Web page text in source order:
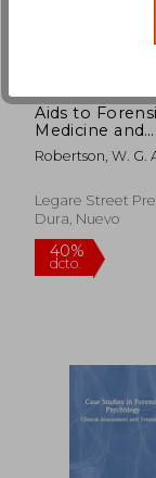
45%
dcto.
Aids to
Medicine and
Toxicology (en
Robertson, W. G.
Legare Street
Dura, Nuevo